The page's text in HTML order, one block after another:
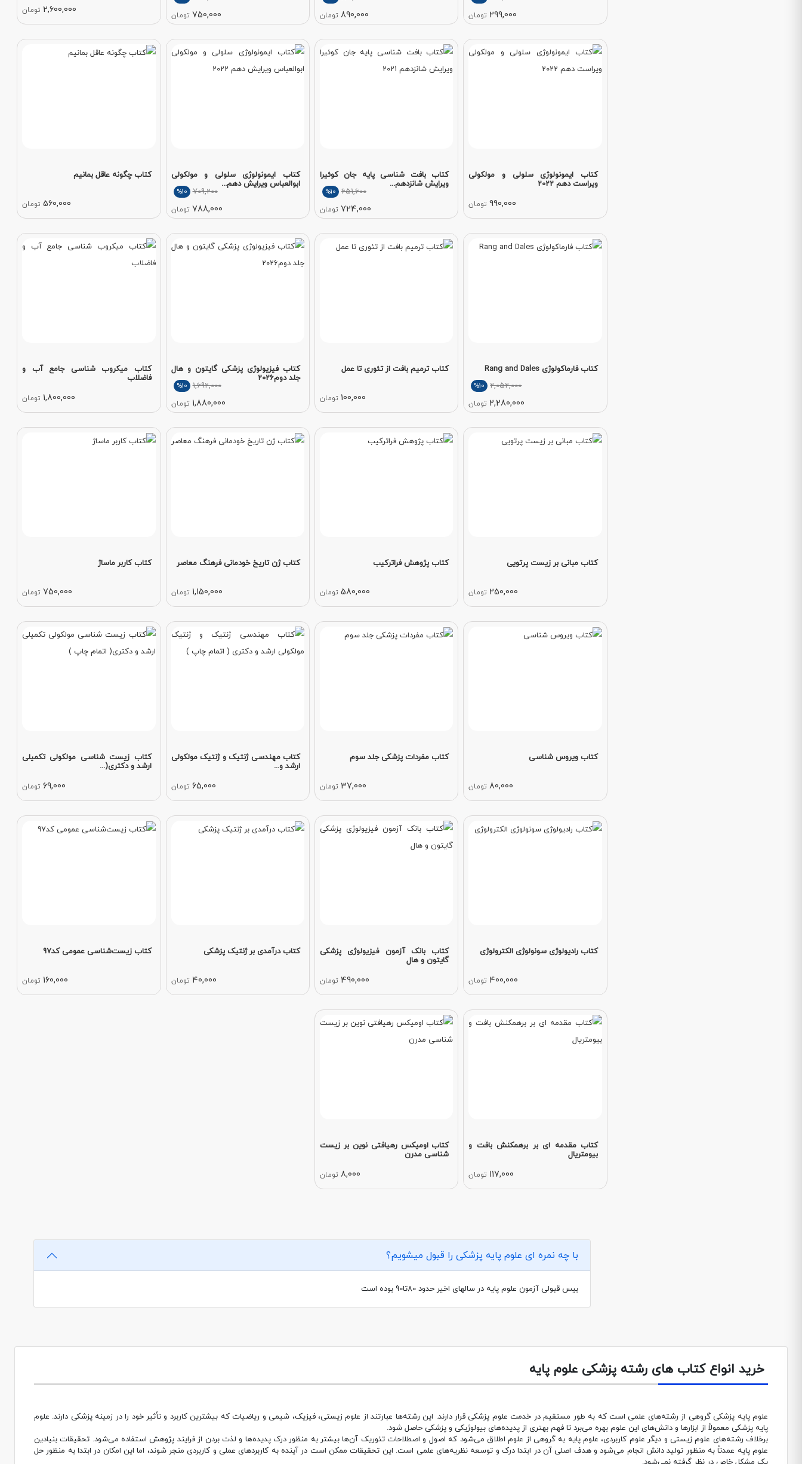
299,000 تومان 890,000 تومان 750,000 تومان 2,600,000 تومان
کتاب ایمونولوژی سلولی و مولکولی
ویراست دهم 2022
990,000 تومان
کتاب بافت شناسی پایه جان کوئیرا
ویرایش شانزدهم...
651,600
%10
724,000 تومان
کتاب ایمونولوژی سلولی و مولکولی
ابوالعباس ویرایش دهم...
709,200
%10
788,000 تومان
کتاب چگونه عاقل بمانیم
560,000 تومان
کتاب فارماکولوژی Rang and Dales
2,052,000
%10
2,280,000 تومان
کتاب ترمیم بافت از تئوری تا عمل
100,000 تومان
کتاب فیزیولوژی پزشکی گایتون و هال
جلد دوم2026
1,692,000
%10
1,880,000 تومان
کتاب میکروب شناسی جامع آب و
فاضلاب
1,800,000 تومان
کتاب مبانی بر زیست پرتویی
250,000 تومان
کتاب پژوهش فراترکیب
580,000 تومان
کتاب ژن تاریخ خودمانی فرهنگ معاصر
1,150,000 تومان
کتاب کاربر ماساژ
750,000 تومان
کتاب ویروس شناسی
80,000 تومان
کتاب مفردات پزشکی جلد سوم
37,000 تومان
کتاب مهندسی ژنتیک و ژنتیک مولکولی
ارشد و...
65,000 تومان
کتاب زیست شناسی مولکولی تکمیلی
ارشد و دکتری(...
69,000 تومان
کتاب رادیولوژی سونولوژی الکترولوژی
400,000 تومان
کتاب بانک آزمون فیزیولوژی پزشکی
گایتون و هال
490,000 تومان
کتاب درآمدی بر ژنتیک پزشکی
40,000 تومان
کتاب زیست‌شناسی عمومی کد97
160,000 تومان
کتاب مقدمه ای بر برهمکنش بافت و
بیومتریال
117,000 تومان
کتاب اومیکس رهیافتی نوین بر زیست
شناسی مدرن
8,000 تومان
با چه نمره ای علوم پایه پزشکی را قبول میشویم؟
بیس قبولی آزمون علوم پایه در سالهای اخیر حدود 80تا90 بوده است
خرید انواع کتاب های رشته پزشکی علوم پایه
علوم پایه پزشکیگروهی از رشته‌های علمی است که به طور مستقیم در خدمت علوم پزشکی قرار دارند. این رشته‌ها عبارتند از علوم زیستی، فیزیک، شیمی و ریاضیات که بیشترین کاربرد و تأثیر خود را در زمینه پزشکی دارند. علوم
پایه پزشکی معمولاً از ابزارها و دانش‌های این علوم بهره می‌برد تا فهم بهتری از پدیده‌های بیولوژیکی و پزشکی حاصل شود.
برخلاف رشته‌های علوم زیستی و دیگر علوم کاربردی، علوم پایه به گروهی از علوم اطلاق می‌شود که اصول و اصطلاحات تئوریک آن‌ها بیشتر به منظور درک پدیده‌ها و لذت بردن از فرایند پژوهش استفاده می‌شود. تحقیقات بنیادین
علوم پایه عمدتاً به منظور تولید دانش انجام می‌شود و هدف اصلی آن در ابتدا درک و توسعه نظریه‌های علمی است. این تحقیقات ممکن است در آینده به کاربردهای عملی و کاربردی منجر شوند، اما این امکان در ابتدا به منظور حل